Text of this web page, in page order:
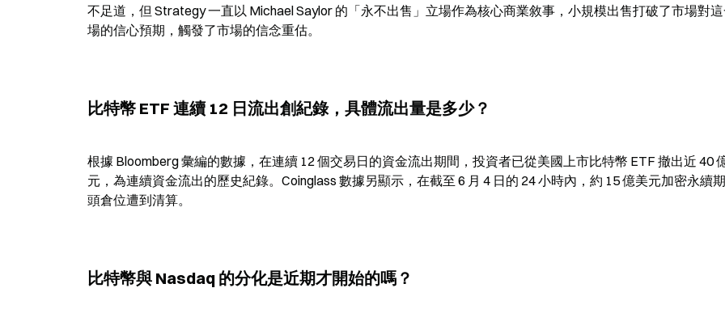
不足道，但 Strategy 一直以 Michael Saylor 的「永不出售」立場作為核心商業敘事，小規模出售打破了市場對
場的信心預期，觸發了市場的信念重估。
比特幣 ETF 連續 12 日流出創紀錄，具體流出量是多少？
根據 Bloomberg 彙編的數據，在連續 12 個交易日的資金流出期間，投資者已從美國上市比特幣 ETF 撤出近 40
元，為連續資金流出的歷史紀錄。Coinglass 數據另顯示，在截至 6 月 4 日的 24 小時內，約 15 億美元加密永續
頭倉位遭到清算。
比特幣與 Nasdaq 的分化是近期才開始的嗎？